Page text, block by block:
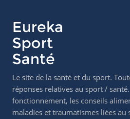
Eureka
Sport
Santé
Le site de la santé et du sport.
réponses relatives au sport /
fonctionnement, les conseils
maladies et traumatismes liées au